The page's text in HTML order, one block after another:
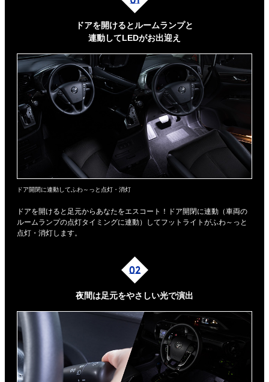
ドアを開けるとルームランプと
連動してLEDがお出迎え
ドア開閉に連動してふわ～っと点灯・消灯
ドアを開けると足元からあなたをエスコート！ドア開閉に連動（車両の
ルームランプの点灯タイミングに連動）してフットライトがふわ～っと
点灯・消灯します。
夜間は足元をやさしい光で演出